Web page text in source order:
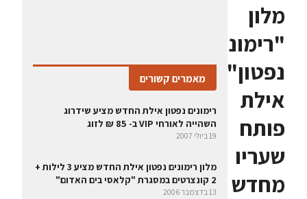
מלון
"רימונים
נפטון"
אילת
פותח
שעריו
מחדש
מאמרים קשורים
רימונים נפטון אילת החדש מציע שידרוג
השהייה לאורחי VIP ב- 85 ₪ לזוג
19 ביולי 2007
מלון רימונים נפטון אילת החדש מציע 3 לילות +
2 קונצרטים במסגרת "קלאסי בים האדום"
13 בדצמבר 2006